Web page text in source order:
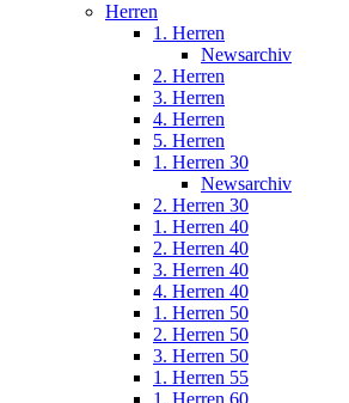
Herren
1. Herren
Newsarchiv
2. Herren
3. Herren
4. Herren
5. Herren
1. Herren 30
Newsarchiv
2. Herren 30
1. Herren 40
2. Herren 40
3. Herren 40
4. Herren 40
1. Herren 50
2. Herren 50
3. Herren 50
1. Herren 55
1. Herren 60